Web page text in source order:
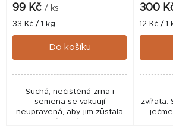
99 Kč / ks
Měrná
cena:
33 Kč / 1 kg
Do košíku
Suchá, nečištěná zrna i
semena se vakuují
neupravená, aby jim zůstala
jejich přírodní struktura
300
Měrná
cena:
12 Kč / 1
zvířata.